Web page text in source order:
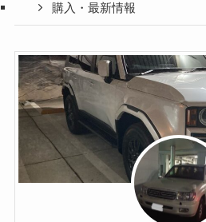
購入・最新情報